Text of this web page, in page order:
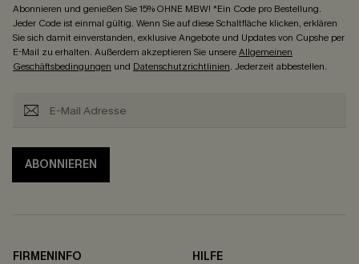
Abonnieren und genießen Sie 15% OHNE MBW! *Ein Code pro Bestellung.
Jeder Code ist einmal gültig. Wenn Sie auf diese Schaltfläche klicken, erklären
Sie sich damit einverstanden, exklusive Angebote und Updates von Cupshe per
E-Mail zu erhalten. Außerdem akzeptieren Sie unsereAllgemeinen
Geschäftsbedingungen und Datenschutzrichtlinien. Jederzeit abbestellen.
ABONNIEREN
FIRMENINFO
HILFE